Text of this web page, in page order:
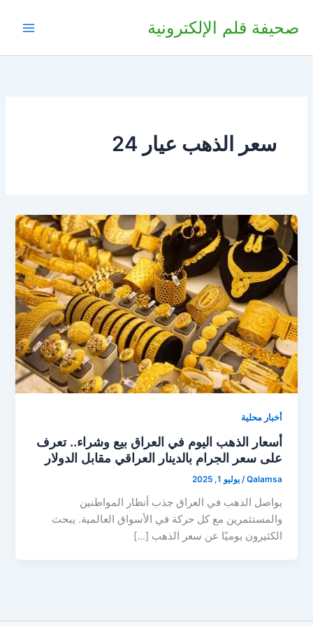
صحيفة قلم الإلكترونية
سعر الذهب عيار 24
أخبار محلية
أسعار الذهب اليوم في العراق بيع وشراء.. تعرف
على سعر الجرام بالدينار العراقي مقابل الدولار
Qalamsa
/يوليو 1, 2025
يواصل الذهب في العراق جذب أنظار المواطنين
والمستثمرين مع كل حركة في الأسواق العالمية. يبحث
الكثيرون يوميًا عن سعر الذهب […]